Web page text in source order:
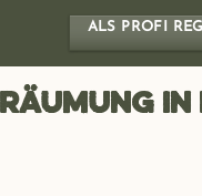
ALS PROFI
in